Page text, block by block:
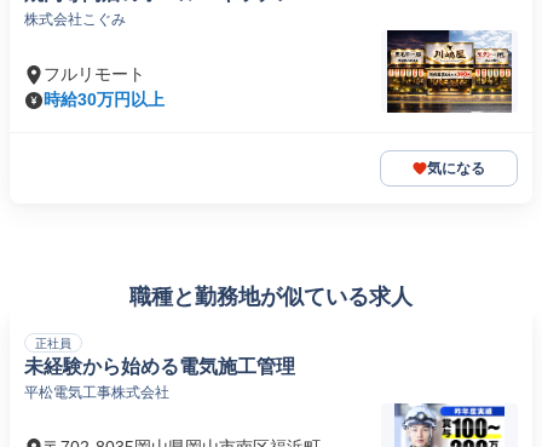
株式会社こぐみ
フルリモート
時給30万円以上
気になる
職種と勤務地が似ている求人
正社員
未経験から始める電気施工管理
平松電気工事株式会社